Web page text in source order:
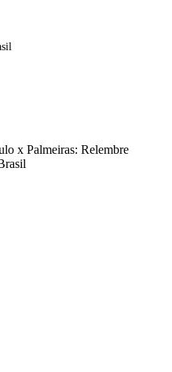
x Palmeiras: Relembre